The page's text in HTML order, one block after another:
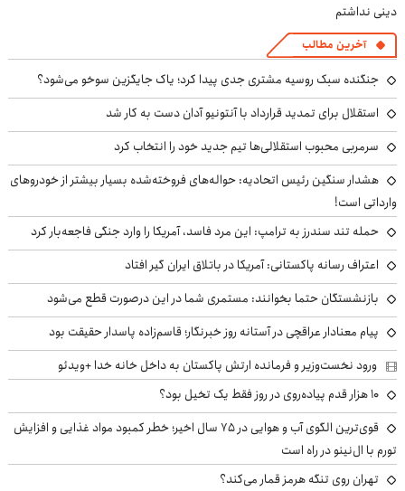
دینی نداشتم
آخرین مطالب
جنگنده سبک روسیه مشتری جدی پیدا کرد؛ یاک جایگزین سوخو می‌شود؟
استقلال برای تمدید قرارداد با آنتونیو آدان دست به کار شد
سرمربی محبوب استقلالی‌ها تیم جدید خود را انتخاب کرد
هشدار سنگین رئیس اتحادیه: حواله‌های فروخته‌شده بسیار بیشتر از خودروهای
وارداتی است!
حمله تند سندرز به ترامپ: این مرد فاسد، آمریکا را وارد جنگی فاجعه‌بار کرد
اعتراف رسانه پاکستانی: آمریکا در باتلاق ایران گیر افتاد
بازنشستگان حتما بخوانند: مستمری شما در این درصورت قطع می‌شود
پیام معنادار عراقچی در آستانه روز خبرنگار؛ قاسم‌زاده پاسدار حقیقت بود
ورود نخست‌وزیر و فرمانده ارتش پاکستان به داخل خانه خدا +ویدئو
۱۰ هزار قدم پیاده‌روی در روز فقط یک تخیل بود؟
قوی‌ترین الگوی آب و هوایی در ۷۵ سال اخیر؛ خطر کمبود مواد غذایی و افزایش
تورم با ال‌نینو در راه است
تهران روی تنگه هرمز قمار می‌کند؟